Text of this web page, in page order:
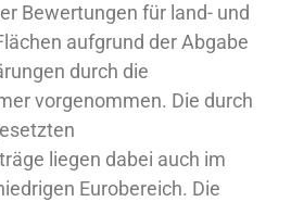
Bewertungen für land- und
aufgrund der Abgabe
durch die
vorgenommen. Die durch
liegen dabei auch im
Eurobereich. Die